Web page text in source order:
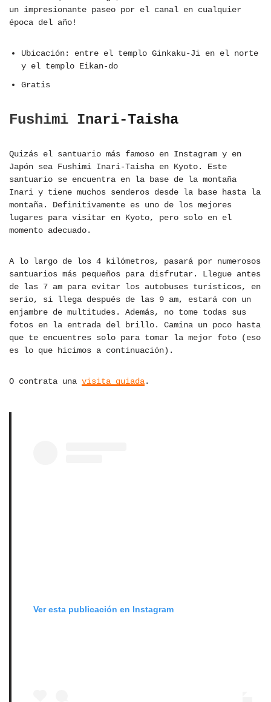
un impresionante paseo por el canal en cualquier
época del año!
Ubicación: entre el templo Ginkaku-Ji en el norte
y el templo Eikan-do
Gratis
Fushimi Inari-Taisha
Quizás el santuario más famoso en Instagram y en
Japón sea Fushimi Inari-Taisha en Kyoto. Este
santuario se encuentra en la base de la montaña
Inari y tiene muchos senderos desde la base hasta la
montaña. Definitivamente es uno de los mejores
lugares para visitar en Kyoto, pero solo en el
momento adecuado.
A lo largo de los 4 kilómetros, pasará por numerosos
santuarios más pequeños para disfrutar. Llegue antes
de las 7 am para evitar los autobuses turísticos, en
serio, si llega después de las 9 am, estará con un
enjambre de multitudes. Además, no tome todas sus
fotos en la entrada del brillo. Camina un poco hasta
que te encuentres solo para tomar la mejor foto (eso
es lo que hicimos a continuación).
O contrata una visita guiada.
Ver esta publicación en Instagram